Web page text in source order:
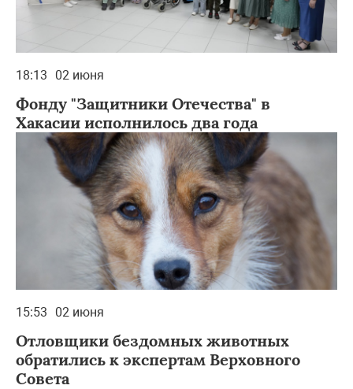
18:13 02 июня
Фонду "Защитники Отечества" в
Хакасии исполнилось два года
15:53 02 июня
Отловщики бездомных животных
обратились к экспертам Верховного
Совета